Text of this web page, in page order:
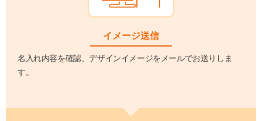
イメージ送信
名入れ内容を確認、デザインイメージをメールでお送りしま
す。